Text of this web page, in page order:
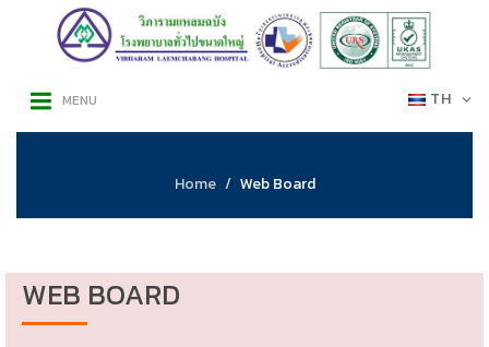
TH
MENU
Home Web Board
WEB BOARD